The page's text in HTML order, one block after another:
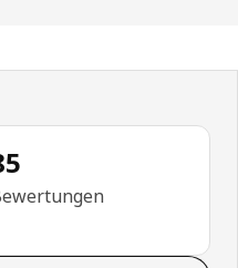
5 Sterne Alle Bewertungen: